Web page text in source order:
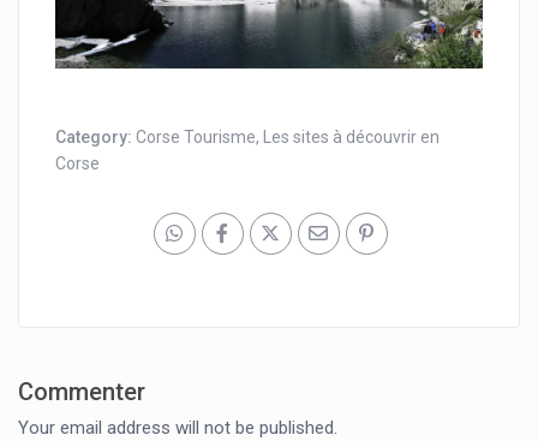
Category:Corse Tourisme, Les sites à découvrir en
Corse
Commenter
Your email address will not be published.